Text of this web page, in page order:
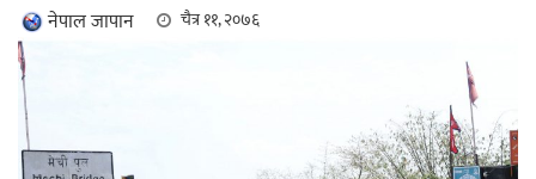
नेपाल जापान चैत्र ११, २०७६